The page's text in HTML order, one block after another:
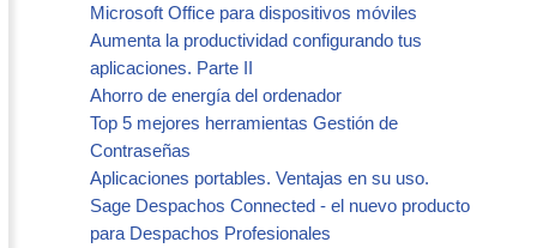
Microsoft Office para dispositivos móviles
Aumenta la productividad configurando tus
aplicaciones. Parte II
Ahorro de energía del ordenador
Top 5 mejores herramientas Gestión de
Contraseñas
Aplicaciones portables. Ventajas en su uso.
Sage Despachos Connected - el nuevo producto
para Despachos Profesionales